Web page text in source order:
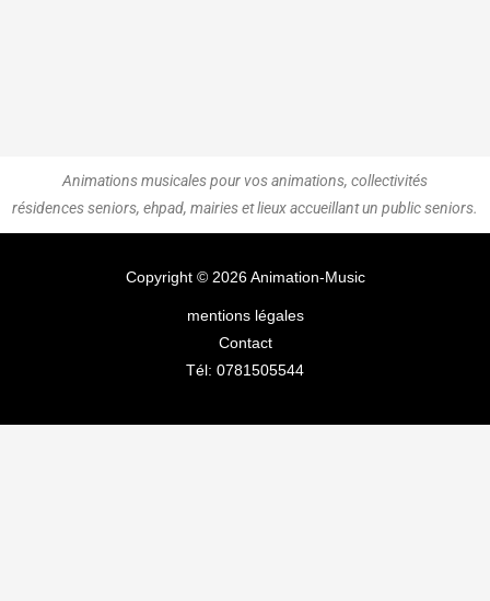
Animations musicales pour vos animations, collectivités
résidences seniors, ehpad, mairies et lieux accueillant un public seniors.
Copyright © 2026 Animation-Music
mentions légales
Contact
Tél: 0781505544